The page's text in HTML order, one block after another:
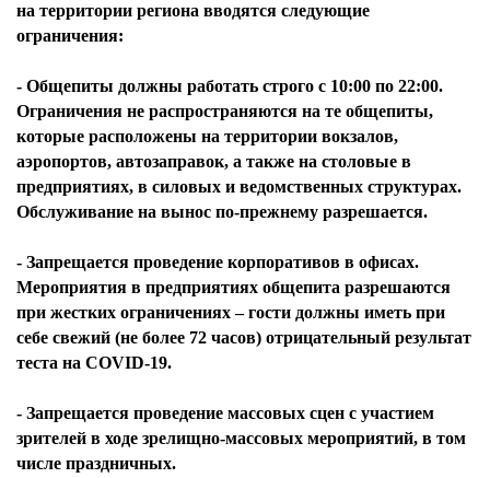
на территории региона вводятся следующие
ограничения:
- Общепиты должны работать строго с 10:00 по 22:00.
Ограничения не распространяются на те общепиты,
которые расположены на территории вокзалов,
аэропортов, автозаправок, а также на столовые в
предприятиях, в силовых и ведомственных структурах.
Обслуживание на вынос по-прежнему разрешается.
- Запрещается проведение корпоративов в офисах.
Мероприятия в предприятиях общепита разрешаются
при жестких ограничениях – гости должны иметь при
себе свежий (не более 72 часов) отрицательный результат
теста на COVID-19.
- Запрещается проведение массовых сцен с участием
зрителей в ходе зрелищно-массовых мероприятий, в том
числе праздничных.